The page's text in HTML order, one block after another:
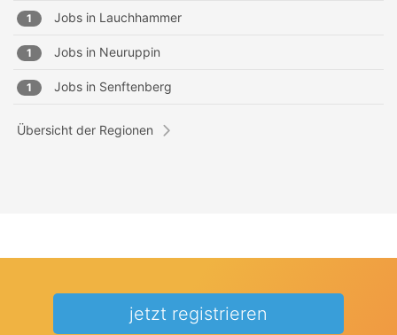
1 Jobs in Lauchhammer
1 Jobs in Neuruppin
1 Jobs in Senftenberg
Übersicht der Regionen
jetzt registrieren